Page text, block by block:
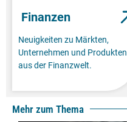
Finanzen
Neuigkeiten zu Märkten,
Unternehmen und Produkten
aus der Finanzwelt.
Mehr zum Thema